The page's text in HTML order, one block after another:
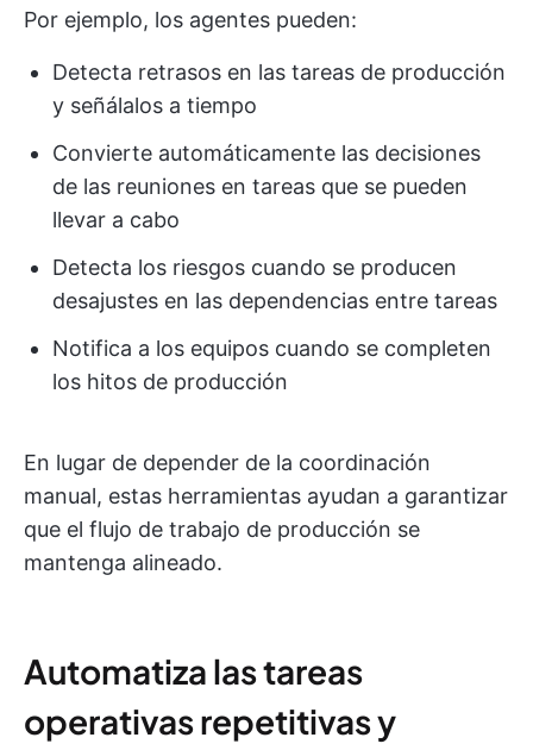
Por ejemplo, los agentes pueden:
Detecta retrasos en las tareas de producción
y señálalos a tiempo
Convierte automáticamente las decisiones
de las reuniones en tareas que se pueden
llevar a cabo
Detecta los riesgos cuando se producen
desajustes en las dependencias entre tareas
Notifica a los equipos cuando se completen
los hitos de producción
En lugar de depender de la coordinación
manual, estas herramientas ayudan a garantizar
que el flujo de trabajo de producción se
mantenga alineado.
Automatiza las tareas
operativas repetitivas y